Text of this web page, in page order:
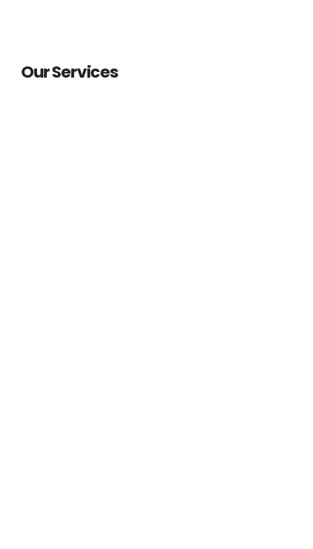
Our Services